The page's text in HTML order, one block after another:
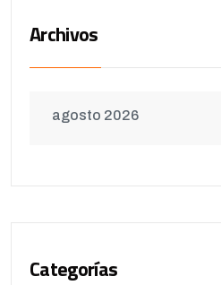
Archivos
agosto 2026
Categorías